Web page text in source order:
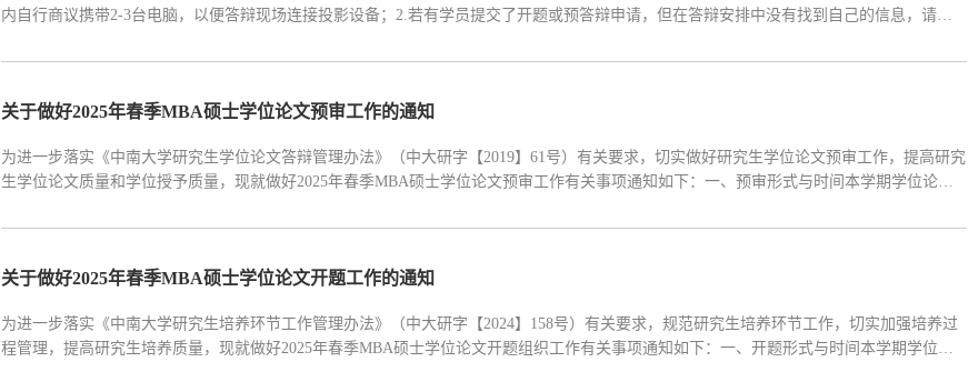
内自行商议携带2-3台电脑，以便答辩现场连接投影设备；2.若有学员提交了开题或预答辩申请，但在答辩安排中没有找到自己的信息，请和
料，需签字的材料请各组成员尽...
关于做好2025年春季MBA硕士学位论文预审工作的通知
为进一步落实《中南大学研究生学位论文答辩管理办法》（中大研字【2019】61号）有关要求，切实做好研究生学位论文预审工作，提高研究
生学位论文质量和学位授予质量，现就做好2025年春季MBA硕士学位论文预审工作有关事项通知如下：一、预审形式与时间本学期学位论文
请①申请时间：2025年6月5日前...
关于做好2025年春季MBA硕士学位论文开题工作的通知
为进一步落实《中南大学研究生培养环节工作管理办法》（中大研字【2024】158号）有关要求，规范研究生培养环节工作，切实加强培养过
程管理，提高研究生培养质量，现就做好2025年春季MBA硕士学位论文开题组织工作有关事项通知如下：一、开题形式与时间本学期学位论